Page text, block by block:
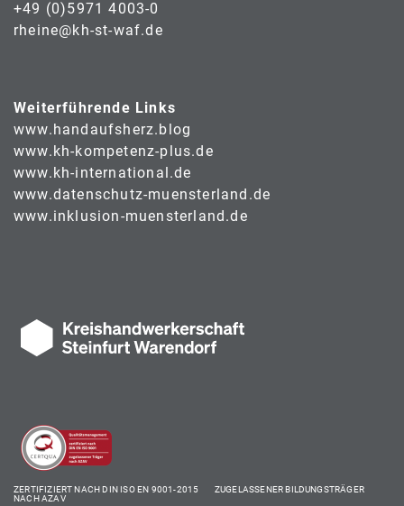
+49 (0)5971 4003-0
rheine@kh-st-waf.de
Weiterführende Links
www.handaufsherz.blog
www.kh-kompetenz-plus.de
www.kh-international.de
www.datenschutz-muensterland.de
www.inklusion-muensterland.de
ZERTIFIZIERT NACH DIN ISO EN 9001-2015 ZUGELASSENER BILDUNGSTRÄGER
NACH AZAV